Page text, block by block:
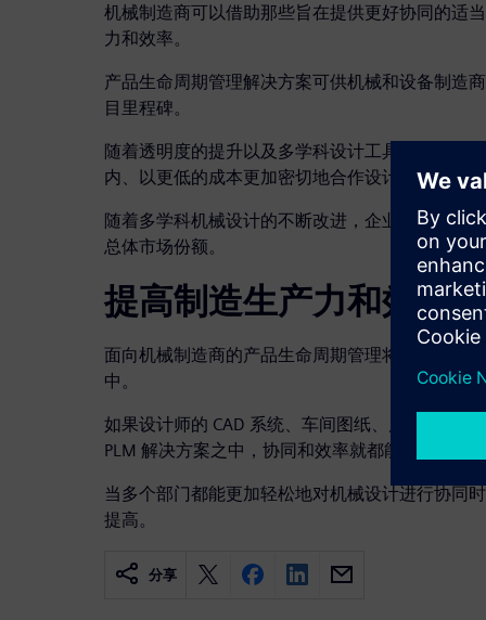
机械制造商可以借助那些旨在提供更好协同的适
力和效率。
产品生命周期管理解决方案可供机械和设备制造
目里程碑。
随着透明度的提升以及多学科设计工具的集成，
内、以更低的成本更加密切地合作设计和制造更
随着多学科机械设计的不断改进，企业可以见证
总体市场份额。
提高制造生产力和效率
面向机械制造商的产品生命周期管理将多种流程
中。
如果设计师的 CAD 系统、车间图纸、质量管理系
PLM 解决方案之中，协同和效率就都能得以改善
当多个部门都能更加轻松地对机械设计进行协同
提高。
分享